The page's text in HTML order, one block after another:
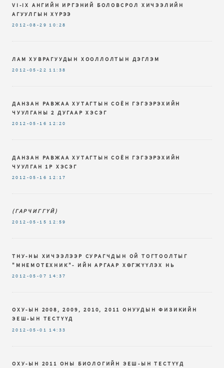
VI-IX AНГИЙН ИРГЭНИЙ БОЛОВСРОЛ ХИЧЭЭЛИЙН
АГУУЛГЫН ХҮРЭЭ
2012-08-29 10:28
ЛАМ ХУВРАГУУДЫН ХООЛЛОЛТЫН ДЭГЛЭМ
2012-05-22 11:38
ДАНЗАН РАВЖАА ХУТАГТЫН СОЁН ГЭГЭЭРЭХИЙН
ЧУУЛГАНЫ 2 ДУГААР ХЭСЭГ
2012-05-16 12:20
ДАНЗАН РАВЖАА ХУТАГТЫН СОЁН ГЭГЭЭРЭХИЙН
ЧУУЛГАН 1Р ХЭСЭГ
2012-05-16 12:17
(ГАРЧИГГҮЙ)
2012-05-15 12:59
ТНУ-НЫ ХИЧЭЭЛЭЭР СУРАГЧДЫН ОЙ ТОГТООЛТЫГ
"МНЕМОТЕХНИК"- ИЙН АРГААР ХӨГЖҮҮЛЭХ НЬ
2012-05-07 14:37
ОХУ-ЫН 2008, 2009, 2010, 2011 ОНУУДЫН ФИЗИКИЙН
ЭЕШ-ЫН ТЕСТҮҮД
2012-05-01 14:33
ОХУ-ЫН 2011 ОНЫ БИОЛОГИЙН ЭЕШ-ЫН ТЕСТҮҮД